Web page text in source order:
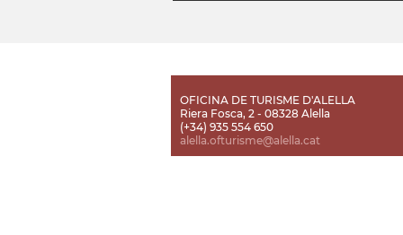
OFICINA DE TURISME D'ALELLA
Riera Fosca, 2 - 08328 Alella
(+34) 935 554 650
alella.ofturisme@alella.cat